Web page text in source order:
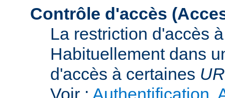
Contrôle d'accès
La restriction d'accès
Habituellement dans
d'accès à certaines
Voir : Authentification,